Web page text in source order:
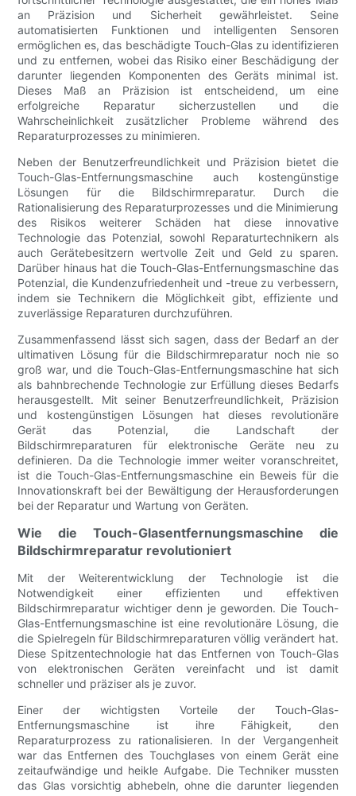
an Präzision und Sicherheit gewährleistet. Seine
automatisierten Funktionen und intelligenten Sensoren
ermöglichen es, das beschädigte Touch-Glas zu identifizieren
und zu entfernen, wobei das Risiko einer Beschädigung der
darunter liegenden Komponenten des Geräts minimal ist.
Dieses Maß an Präzision ist entscheidend, um eine
erfolgreiche Reparatur sicherzustellen und die
Wahrscheinlichkeit zusätzlicher Probleme während des
Reparaturprozesses zu minimieren.
Neben der Benutzerfreundlichkeit und Präzision bietet die
Touch-Glas-Entfernungsmaschine auch kostengünstige
Lösungen für die Bildschirmreparatur. Durch die
Rationalisierung des Reparaturprozesses und die Minimierung
des Risikos weiterer Schäden hat diese innovative
Technologie das Potenzial, sowohl Reparaturtechnikern als
auch Gerätebesitzern wertvolle Zeit und Geld zu sparen.
Darüber hinaus hat die Touch-Glas-Entfernungsmaschine das
Potenzial, die Kundenzufriedenheit und -treue zu verbessern,
indem sie Technikern die Möglichkeit gibt, effiziente und
zuverlässige Reparaturen durchzuführen.
Zusammenfassend lässt sich sagen, dass der Bedarf an der
ultimativen Lösung für die Bildschirmreparatur noch nie so
groß war, und die Touch-Glas-Entfernungsmaschine hat sich
als bahnbrechende Technologie zur Erfüllung dieses Bedarfs
herausgestellt. Mit seiner Benutzerfreundlichkeit, Präzision
und kostengünstigen Lösungen hat dieses revolutionäre
Gerät das Potenzial, die Landschaft der
Bildschirmreparaturen für elektronische Geräte neu zu
definieren. Da die Technologie immer weiter voranschreitet,
ist die Touch-Glas-Entfernungsmaschine ein Beweis für die
Innovationskraft bei der Bewältigung der Herausforderungen
bei der Reparatur und Wartung von Geräten.
Wie die Touch-Glasentfernungsmaschine die
Bildschirmreparatur revolutioniert
Mit der Weiterentwicklung der Technologie ist die
Notwendigkeit einer effizienten und effektiven
Bildschirmreparatur wichtiger denn je geworden. Die Touch-
Glas-Entfernungsmaschine ist eine revolutionäre Lösung, die
die Spielregeln für Bildschirmreparaturen völlig verändert hat.
Diese Spitzentechnologie hat das Entfernen von Touch-Glas
von elektronischen Geräten vereinfacht und ist damit
schneller und präziser als je zuvor.
Einer der wichtigsten Vorteile der Touch-Glas-
Entfernungsmaschine ist ihre Fähigkeit, den
Reparaturprozess zu rationalisieren. In der Vergangenheit
war das Entfernen des Touchglases von einem Gerät eine
zeitaufwändige und heikle Aufgabe. Die Techniker mussten
das Glas vorsichtig abhebeln, ohne die darunter liegenden